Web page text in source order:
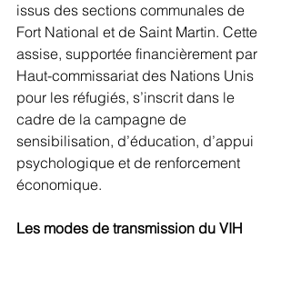
issus des sections communales de
Fort National et de Saint Martin. Cette
assise, supportée financièrement par
Haut-commissariat des Nations Unis
pour les réfugiés, s’inscrit dans le
cadre de la campagne de
sensibilisation, d’éducation, d’appui
psychologique et de renforcement
économique.
Les modes de transmission du VIH